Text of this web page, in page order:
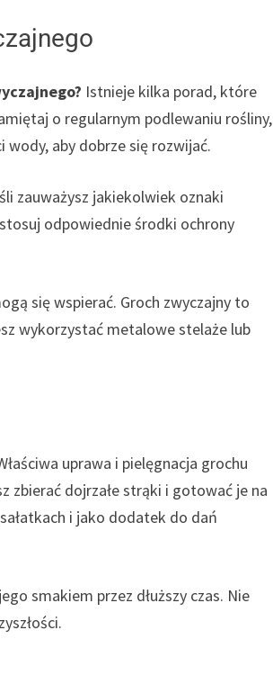
Istnieje kilka porad, które
o regularnym podlewaniu rośliny,
wody, aby dobrze się rozwijać.
zauważysz jakiekolwiek oznaki
odpowiednie środki ochrony
się wspierać. Groch zwyczajny to
wykorzystać metalowe stelaże lub
uprawa i pielęgnacja grochu
zbierać dojrzałe strąki i gotować je na
i jako dodatek do dań
smakiem przez dłuższy czas. Nie